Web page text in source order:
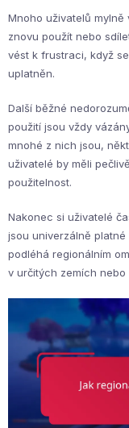
Mnoho uživatelů
znovu použít nebo
vést k frustraci, když
uplatněn.
Další běžné
použití jsou vždy
mnohé z nich jsou,
uživatelé by měli
použitelnost.
Nakonec si uživatelé
jsou univerzálně
podléhá regionálním
v určitých zemích nebo